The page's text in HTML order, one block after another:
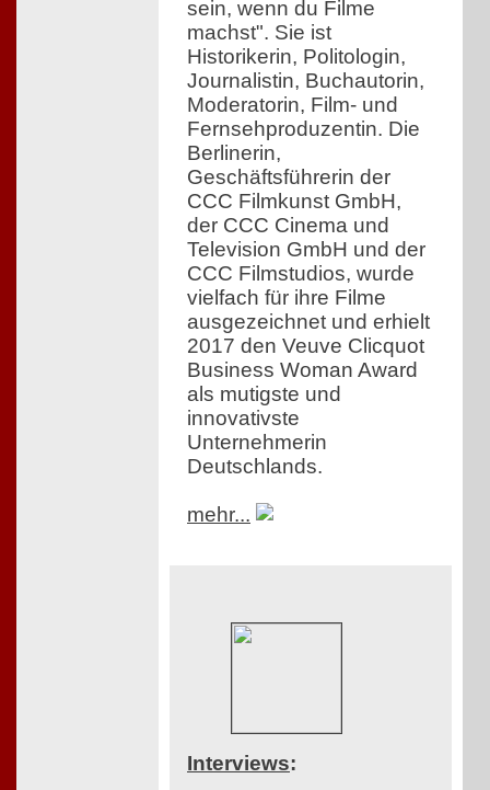
sein, wenn du Filme
machst". Sie ist
Historikerin, Politologin,
Journalistin, Buchautorin,
Moderatorin, Film- und
Fernsehproduzentin. Die
Berlinerin,
Geschäftsführerin der
CCC Filmkunst GmbH,
der CCC Cinema und
Television GmbH und der
CCC Filmstudios, wurde
vielfach für ihre Filme
ausgezeichnet und erhielt
2017 den Veuve Clicquot
Business Woman Award
als mutigste und
innovativste
Unternehmerin
Deutschlands.
mehr...
Interviews: